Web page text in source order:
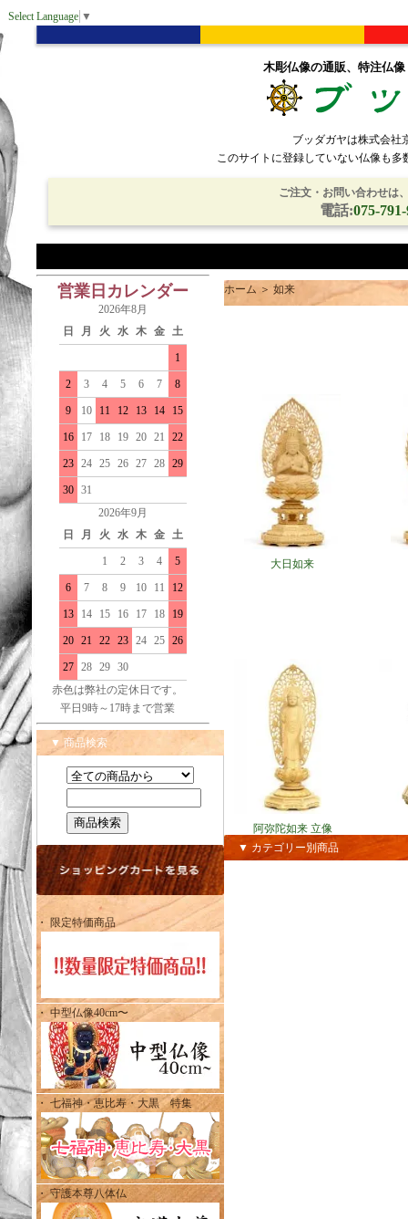
Select Language ▼
木彫仏像の通販、特注仏
ブッダガヤは株式会社
このサイトに登録していない仏像も
ご注文・お問い合わせは
電話:075-
営業日カレンダー
2026年8月
日
月 火 水 木 金 土
1
2 3 4 5 6 7 8
9 10 11 12 13 14 15
16 17 18 19 20 21 22
23 24 25 26 27 28 29
30 31
2026年9月
日
月 火 水 木 金 土
1 2 3 4 5
6 7 8 9 10 11 12
13 14 15 16 17 18 19
20 21 22 23 24 25 26
27 28 29 30
赤色は弊社の定休日です。
平日9時～17時まで営業
▼ 商品検索
・ 限定特価商品
・ 中型仏像40cm〜
・ 七福神・恵比寿・大黒 特集
・ 守護本尊八体仏
ホーム ＞ 如来
大日如来
阿弥陀如来 立像
▼ カテゴリー別商品